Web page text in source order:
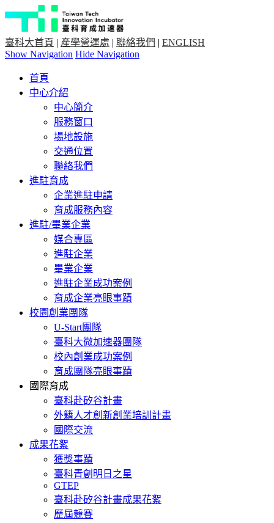
臺科大首頁 | 產學營運處 | 聯絡我們 | ENGLISH
Show Navigation Hide Navigation
首頁
中心介紹
中心簡介
服務窗口
場地設施
交通位置
聯絡我們
進駐育成
企業進駐申請
育成服務內容
進駐/畢業企業
媒合專區
進駐企業
畢業企業
進駐企業成功案例
育成企業亮眼事蹟
校園創業團隊
U-Start團隊
臺科大微加速器團隊
校內創業成功案例
育成團隊亮眼事蹟
國際育成
臺科赴矽谷計畫
外籍人才創新創業培訓計畫
國際交流
成果花絮
獲獎事蹟
臺科青創明日之星
GTEP
臺科赴矽谷計畫成果花絮
歷屆競賽